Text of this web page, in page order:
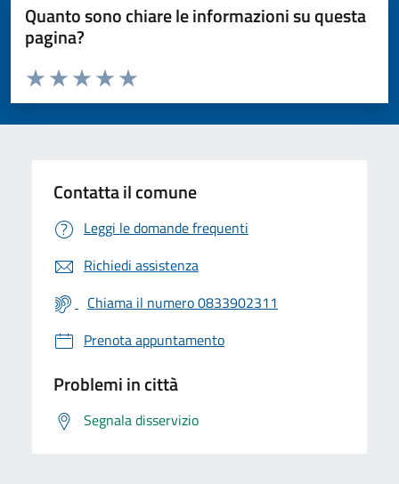
Quanto sono chiare le informazioni su questa
pagina?
Valuta da 1 a 5 stelle la pagina
Valuta 5 stelle su 5
Valuta 4 stelle su 5
Valuta 3 stelle su 5
Valuta 2 stelle su 5
Valuta 1 stelle su 5
Contatta il comune
Leggi le domande frequenti
Richiedi assistenza
Chiama il numero 0833902311
Prenota appuntamento
Problemi in città
Segnala disservizio